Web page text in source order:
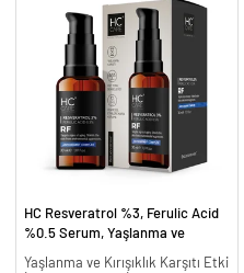
HC Resveratrol %3, Ferulic Acid
%0.5 Serum, Yaşlanma ve
Yaşlanma ve Kırışıklık Karşıtı Etki